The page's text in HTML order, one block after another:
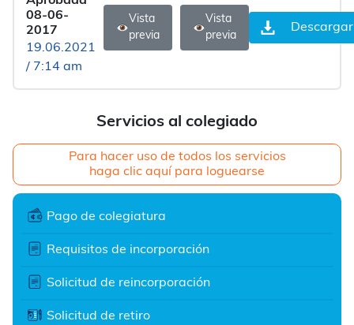
Servicios al colegiado
Para hacer uso de todos los servicios
haga clic aquí para loguearse
Pago de colegiatura
Requisitos de incorporación
Solicitud de reincorporación
Solicitud de retiro
08-06-
2017
19.06.2021
/ 7:14 am
Vista
previa
Vista
previa
Descargar